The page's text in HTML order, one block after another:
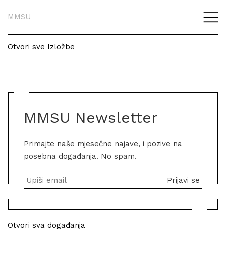
MMSU
Otvori sve Izložbe
MMSU Newsletter
Primajte naše mjesečne najave, i pozive na
posebna događanja. No spam.
Otvori sva događanja